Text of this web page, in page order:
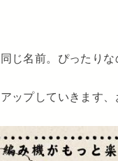
じ名前。ぴったりな
ップしていきます、